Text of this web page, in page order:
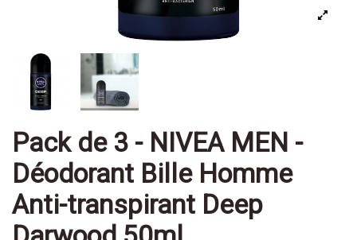
Pack de 3 - NIVEA MEN -
Déodorant Bille Homme
Anti-transpirant Deep